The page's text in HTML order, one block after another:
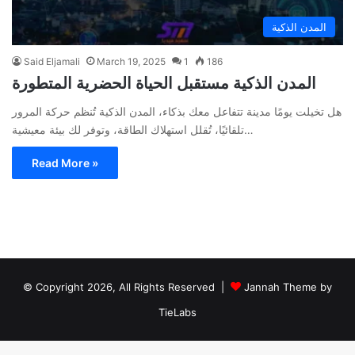
المدن الذكية
Said Eljamali March 19, 2025 1 186
المدن الذكية مستقبل الحياة الحضرية المتطورة
هل تخيلت يومًا مدينة تتفاعل معك بذكاء، المدن الذكية تُنظم حركة المرور
تلقائيًا، تُقلل استهلاك الطاقة، وتوفر لك بيئة معيشية…
Read More »
© Copyright 2026, All Rights Reserved |
Jannah Theme by
TieLabs